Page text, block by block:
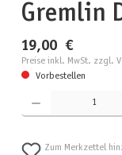
Gremlin
19,00 €
Preise inkl. MwSt. zzgl.
Vorbestellen
Produkt Anzahl: Gib den
Zum Merkzettel